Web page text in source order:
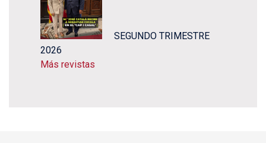
SEGUNDO TRIMESTRE
2026
Más revistas